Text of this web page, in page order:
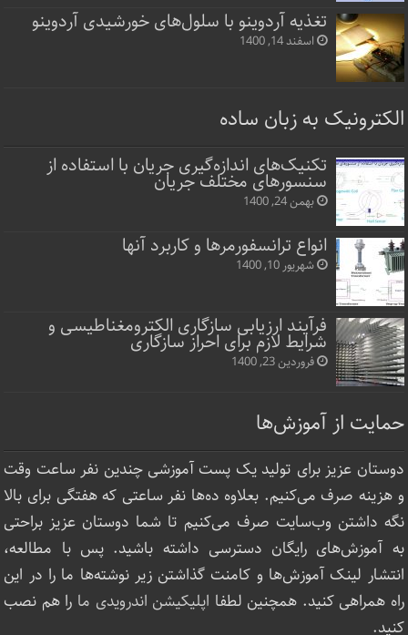
تغذیه آردوینو با سلول‌های خورشیدی آردوینو
اسفند 14, 1400
الکترونیک به زبان ساده
تکنیک‌های اندازه‌گیری جریان با استفاده از
سنسورهای مختلف جریان
بهمن 24, 1400
انواع ترانسفورمرها و کاربرد آنها
شهریور 10, 1400
فرآیند ارزیابی سازگاری الکترومغناطیسی و
شرایط لازم برای احراز سازگاری
فروردین 23, 1400
حمایت از آموزش‌ها
دوستان عزیز برای تولید یک پست آموزشی چندین نفر ساعت‌ وقت
و هزینه صرف می‌کنیم. بعلاوه ده‌ها نفر ساعتی که هفتگی برای بالا
نگه داشتن وب‌سایت صرف ‌می‌کنیم تا شما دوستان عزیز براحتی
به آموزش‌های رایگان دسترسی داشته باشید. پس با مطالعه،
انتشار لینک‌ آموزش‌ها و کامنت گذاشتن زیر نوشته‌‌ها ما را در این
راه همراهی کنید. همچنین لطفا اپلیکیشن اندرویدی ما را هم نصب
کنید.